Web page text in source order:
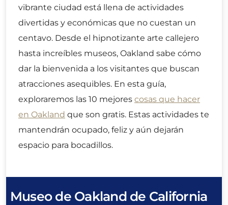
vibrante ciudad está llena de actividades
divertidas y económicas que no cuestan un
centavo. Desde el hipnotizante arte callejero
hasta increíbles museos, Oakland sabe cómo
dar la bienvenida a los visitantes que buscan
atracciones asequibles. En esta guía,
exploraremos las 10 mejores cosas que hacer
en Oakland que son gratis. Estas actividades te
mantendrán ocupado, feliz y aún dejarán
espacio para bocadillos.
Museo de Oakland de California